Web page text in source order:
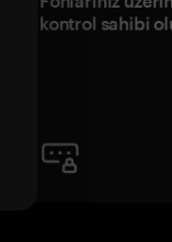
kontrol sahibi